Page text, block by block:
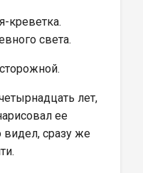
креветка.
света.
лет,
ее
видел, сразу же